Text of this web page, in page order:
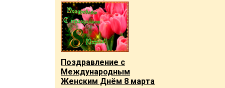
Поздравление с
Международным
Женским Днём 8 марта